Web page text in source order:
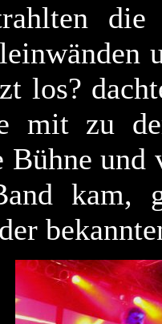
los?
mit zu
Bühne und
kam,